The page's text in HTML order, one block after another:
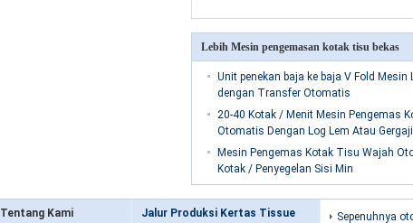
Lebih Mesin pengemasan kotak tisu bekas
Unit penekan baja ke baja V Fold
dengan Transfer Otomatis
20-40 Kotak / Menit Mesin Pengemas
Otomatis Dengan Log Lem Atau
Mesin Pengemas Kotak Tisu Wajah
Kotak / Penyegelan Sisi Min
Tentang Kami Jalur Produksi Kertas Tissue Sepenuhnya